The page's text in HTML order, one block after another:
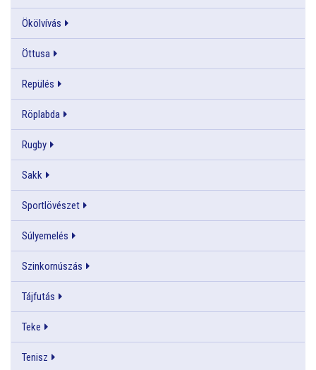
Ökölvívás
Öttusa
Repülés
Röplabda
Rugby
Sakk
Sportlövészet
Súlyemelés
Szinkornúszás
Tájfutás
Teke
Tenisz